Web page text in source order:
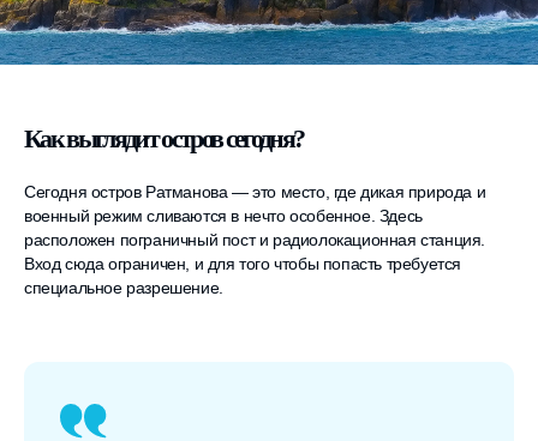
Как выглядит остров сегодня?
Сегодня остров Ратманова — это место, где дикая природа и
военный режим сливаются в нечто особенное. Здесь
расположен пограничный пост и радиолокационная станция.
Вход сюда ограничен, и для того чтобы попасть требуется
специальное разрешение.